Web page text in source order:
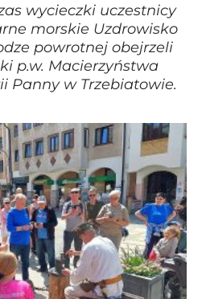
wycieczki uczestnicy
morskie Uzdrowisko
powrotnej obejrzeli
p.w. Macierzyństwa
Panny w Trzebiatowie.